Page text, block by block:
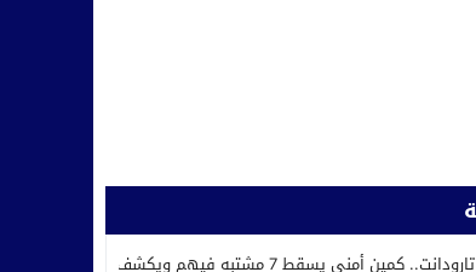
تارودانت.. كمين أمني يسقط 7 مشتبه فيهم ويكشف استغلال محل للحلاقة في ترويج المخدرات